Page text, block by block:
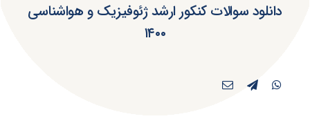
دانلود سوالات کنکور ارشد ژئوفیزیک و هواشناسی
۱۴۰۰